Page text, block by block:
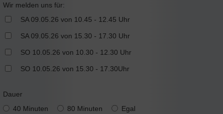
Wir melden uns für:
SA 09.05.26 von 10.45 - 12.45 Uhr
SA 09.05.26 von 15.30 - 17.30 Uhr
SO 10.05.26 von 10.30 - 12.30 Uhr
SO 10.05.26 von 15.30 - 17.30Uhr
Dauer
40 Minuten
80 Minuten Egal